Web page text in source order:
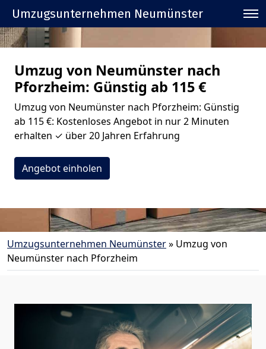
Umzugsunternehmen Neumünster
Umzug von Neumünster nach
Pforzheim: Günstig ab 115 €
Umzug von Neumünster nach Pforzheim: Günstig
ab 115 €: Kostenloses Angebot in nur 2 Minuten
erhalten ✓ über 20 Jahren Erfahrung
Angebot einholen
Umzugsunternehmen Neumünster» Umzug von
Neumünster nach Pforzheim